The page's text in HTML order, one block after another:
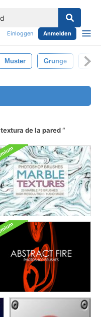
Einloggen Anmelden
Muster Grunge
textura de la pared